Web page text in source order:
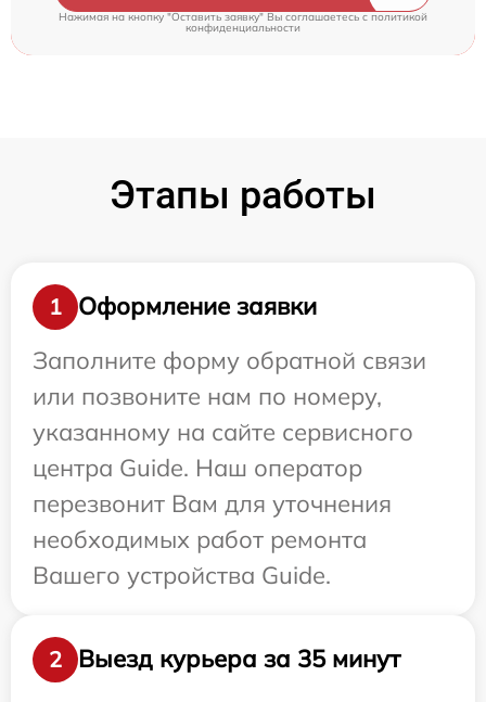
Нажимая на кнопку "Оставить заявку" Вы соглашаетесь cполитикой
конфиденциальности
Этапы работы
1
Оформление заявки
Заполните форму обратной связи
или позвоните нам по номеру,
указанному на сайте сервисного
центра Guide. Наш оператор
перезвонит Вам для уточнения
необходимых работ ремонта
Вашего устройства Guide.
2
Выезд курьера за 35 минут